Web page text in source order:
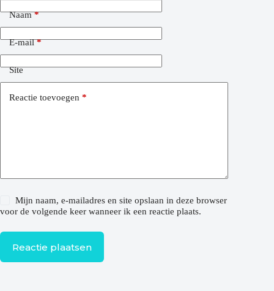
Naam*
E-mail*
Site
Reactie toevoegen *
Mijn naam, e-mailadres en site opslaan in deze browser
voor de volgende keer wanneer ik een reactie plaats.
Reactie plaatsen